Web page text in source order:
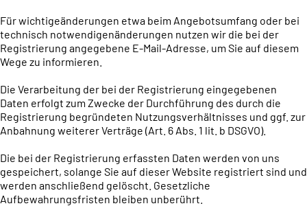
Für wichtigeänderungen etwa beim Angebotsumfang oder bei
technisch notwendigenänderungen nutzen wir die bei der
Registrierung angegebene E-Mail-Adresse, um Sie auf diesem
Wege zu informieren.
Die Verarbeitung der bei der Registrierung eingegebenen
Daten erfolgt zum Zwecke der Durchführung des durch die
Registrierung begründeten Nutzungsverhältnisses und ggf. zur
Anbahnung weiterer Verträge (Art. 6 Abs. 1 lit. b DSGVO).
Die bei der Registrierung erfassten Daten werden von uns
gespeichert, solange Sie auf dieser Website registriert sind und
werden anschließend gelöscht. Gesetzliche
Aufbewahrungsfristen bleiben unberührt.